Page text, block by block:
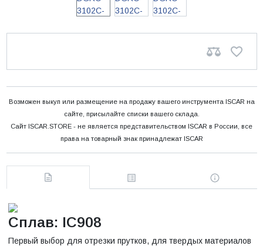
Возможен выкуп или размещение на продажу вашего инструмента ISCAR на
сайте, присылайте списки вашего склада.
Сайт ISCAR.STORE - не является представительством ISCAR в России, все
права на товарный знак принадлежат ISCAR
Сплав: IC908
Первый выбор для отрезки прутков, для твердых материалов